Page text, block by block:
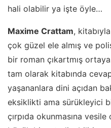
hali olabilir ya işte öyle…
Maxime Crattam,
çok güzel ele almış ve
bir roman çıkartmış
tam olarak kitabında
yaşananlara dini açıdan
eksiklikti ama sürükleyici
çırpıda okunmasına vesile